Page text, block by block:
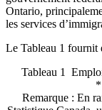
Ontario,
les services
Le Tableau 1 fournit
Tableau 1
Remarque : En